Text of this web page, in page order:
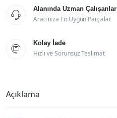

Alanında Uzman Çalışanlar
Aracınıza En Uygun Parçalar

Kolay İade
Hızlı ve Sorunsuz Teslimat
Açıklama